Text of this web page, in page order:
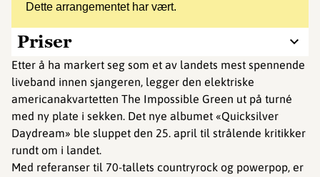
Dette arrangementet har vært.
Priser
Etter å ha markert seg som et av landets mest spennende
liveband innen sjangeren, legger den elektriske
americanakvartetten The Impossible Green ut på turné
med ny plate i sekken. Det nye albumet «Quicksilver
Daydream» ble sluppet den 25. april til strålende kritikker
rundt om i landet.
Med referanser til 70-tallets countryrock og powerpop, er